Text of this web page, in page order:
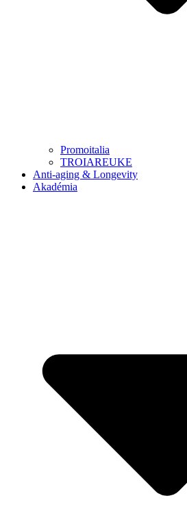
Promoitalia
TROIAREUKE
Anti-aging & Longevity
Akadémia